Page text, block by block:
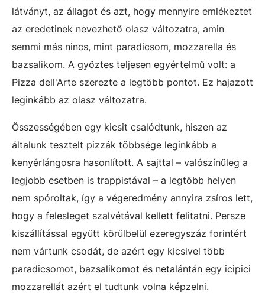
látványt, az állagot és azt, hogy mennyire emlékeztet
az eredetinek nevezhető olasz változatra, amin
semmi más nincs, mint paradicsom, mozzarella és
bazsalikom. A győztes teljesen egyértelmű volt: a
Pizza dell'Arte szerezte a legtöbb pontot. Ez hajazott
leginkább az olasz változatra.
Összességében egy kicsit csalódtunk, hiszen az
általunk tesztelt pizzák többsége leginkább a
kenyérlángosra hasonlított. A sajttal – valószínűleg a
legjobb esetben is trappistával – a legtöbb helyen
nem spóroltak, így a végeredmény annyira zsíros lett,
hogy a felesleget szalvétával kellett felitatni. Persze
kiszállítással együtt körülbelül ezeregyszáz forintért
nem vártunk csodát, de azért egy kicsivel több
paradicsomot, bazsalikomot és netalántán egy icipici
mozzarellát azért el tudtunk volna képzelni.